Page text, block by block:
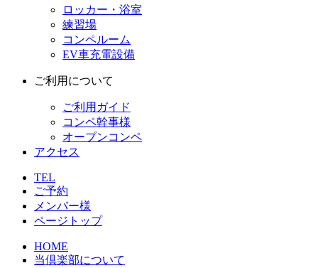
ロッカー・浴室
練習場
コンペルーム
EV車充電設備
ご利用について
ご利用ガイド
コンペ幹事様
オープンコンペ
アクセス
TEL
ご予約
メンバー様
ページトップ
HOME
当倶楽部について